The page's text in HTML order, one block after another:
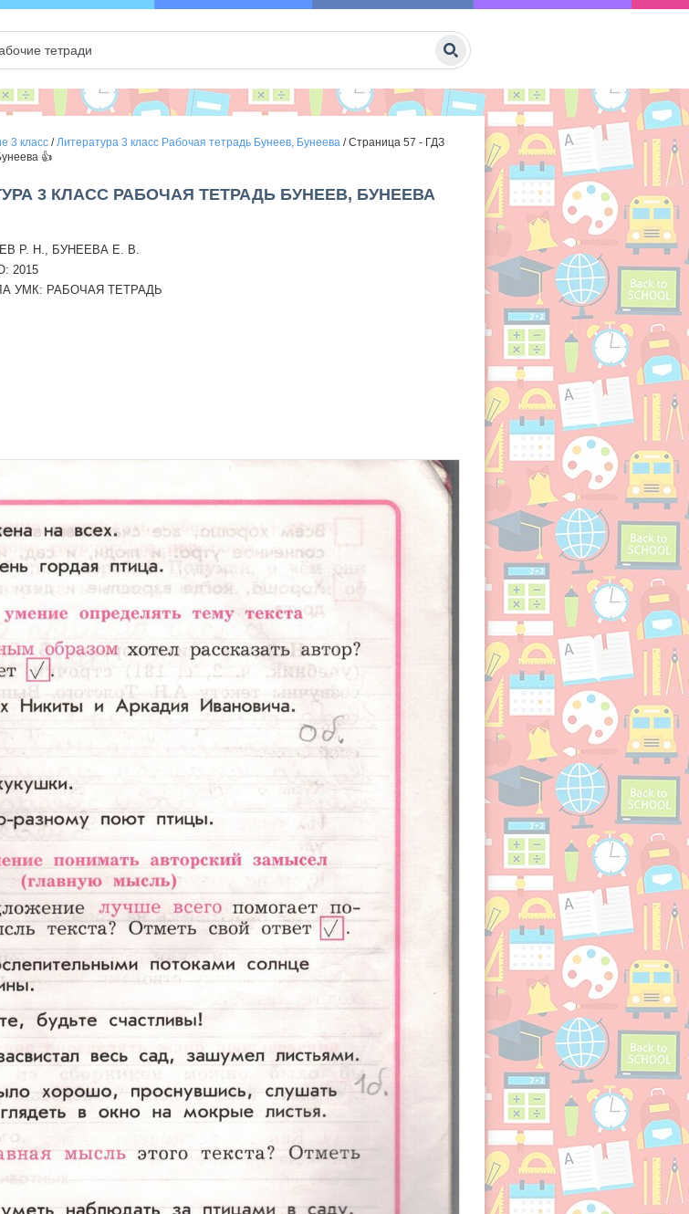
3 класс/Литература 3 класс Рабочая тетрадь Бунеев, Бунеева/Страница 57 - ГДЗ
👍
3 КЛАСС РАБОЧАЯ ТЕТРАДЬ БУНЕЕВ, БУНЕЕВА
Р. Н., БУНЕЕВА Е. В.
2015
УМК: РАБОЧАЯ ТЕТРАДЬ